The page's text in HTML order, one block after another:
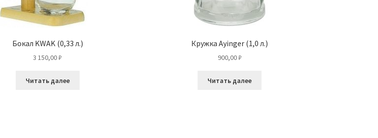
Бокал KWAK (0,33 л.)
3 150,00₽
Читать далее
Кружка Ayinger (1,0 л.)
900,00₽
Читать далее